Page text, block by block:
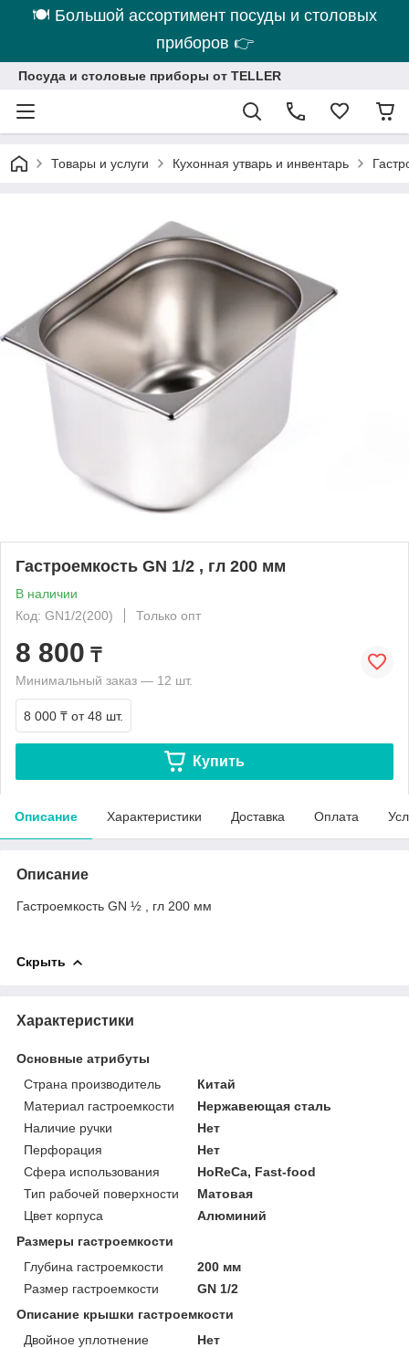
🍽 Большой ассортимент посуды и столовых
приборов 👉
Посуда и столовые приборы от TELLER
Товары и услуги Кухонная утварь и инвентарь
Гастроемкость GN 1/2 , гл 200 мм
В наличии
Код: GN1/2(200)
Только опт
8 800 ₸
Минимальный заказ — 12 шт.
8 000 ₸ от 48 шт.
Купить
Описание Характеристики Доставка Оплата
Описание
Гастроемкость GN ½ , гл 200 мм
Скрыть
Характеристики
Основные атрибуты
Страна производитель
Китай
Материал гастроемкости
Нержавеющая сталь
Наличие ручки
Нет
Перфорация
Нет
Сфера использования
HoReCa, Fast-food
Тип рабочей поверхности
Матовая
Цвет корпуса
Алюминий
Размеры гастроемкости
Глубина гастроемкости
200 мм
Размер гастроемкости
GN 1/2
Описание крышки гастроемкости
Двойное уплотнение
Нет